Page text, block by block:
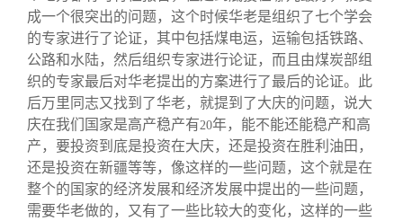
成一个很突出的问题，这个时候华老是组织了七个学会
的专家进行了论证，其中包括煤电运，运输包括铁路、
公路和水陆，然后组织专家进行论证，而且由煤炭部组
织的专家最后对华老提出的方案进行了最后的论证。此
后万里同志又找到了华老，就提到了大庆的问题，说大
庆在我们国家是高产稳产有20年，能不能还能稳产和高
产，要投资到底是投资在大庆，还是投资在胜利油田，
还是投资在新疆等等，像这样的一些问题，这个就是在
整个的国家的经济发展和经济发展中提出的一些问题，
需要华老做的，又有了一些比较大的变化，这样的一些